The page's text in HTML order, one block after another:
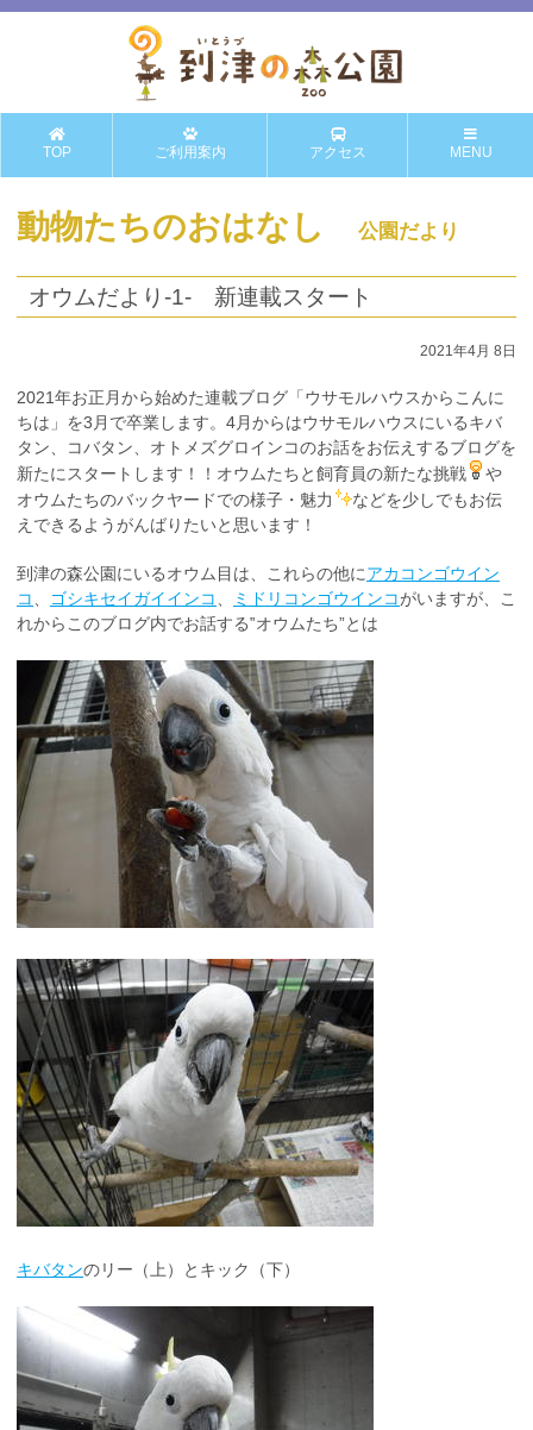
TOP ご利用案内 アクセス MENU
動物たちのおはなし 公園だより
オウムだより-1- 新連載スタート
2021年4月 8日
2021年お正月から始めた連載ブログ「ウサモルハウスからこんに
ちは」を3月で卒業します。4月からはウサモルハウスにいるキバ
タン、コバタン、オトメズグロインコのお話をお伝えするブログを
新たにスタートします！！オウムたちと飼育員の新たな挑戦
や
オウムたちのバックヤードでの様子・魅力
などを少しでもお伝
えできるようがんばりたいと思います！
到津の森公園にいるオウム目は、これらの他にアカコンゴウイン
コ
ゴシキセイガイインコ ミドリコンゴウインコがいますが、こ
れからこのブログ内でお話する‟オウムたち”とは
キバタンのリー（上）とキック（下）